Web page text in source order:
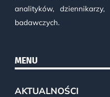
analityków,
badawczych.
MENU
AKTUALNOŚCI